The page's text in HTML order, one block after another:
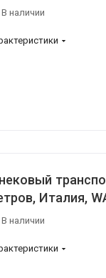
В наличии
Италия,
В наличии